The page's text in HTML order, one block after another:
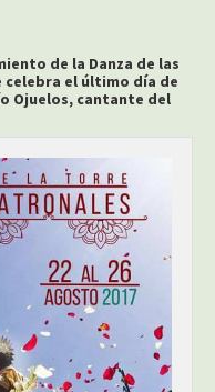
de la Danza de las
celebra el último día de
Ojuelos, cantante del